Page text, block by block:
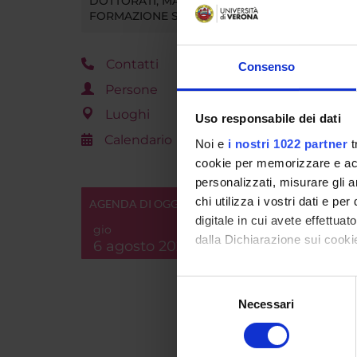
Consenso
Uso responsabile dei dati
Noi e i nostri 1022 partner
cookie per memorizzare e
personalizzati, misurare gli
chi utilizza i vostri dati e per
digitale in cui avete
dalla Dichiarazione sui
Con il tuo consenso,
raccogliere
digitali).
Necessari
FORMAZIONE SUPERIORE
Contatti
Persone
Luoghi
Calendario
AGENDA DI OGGI
gio
6 agosto 2026
Vai
new
La
Teorie